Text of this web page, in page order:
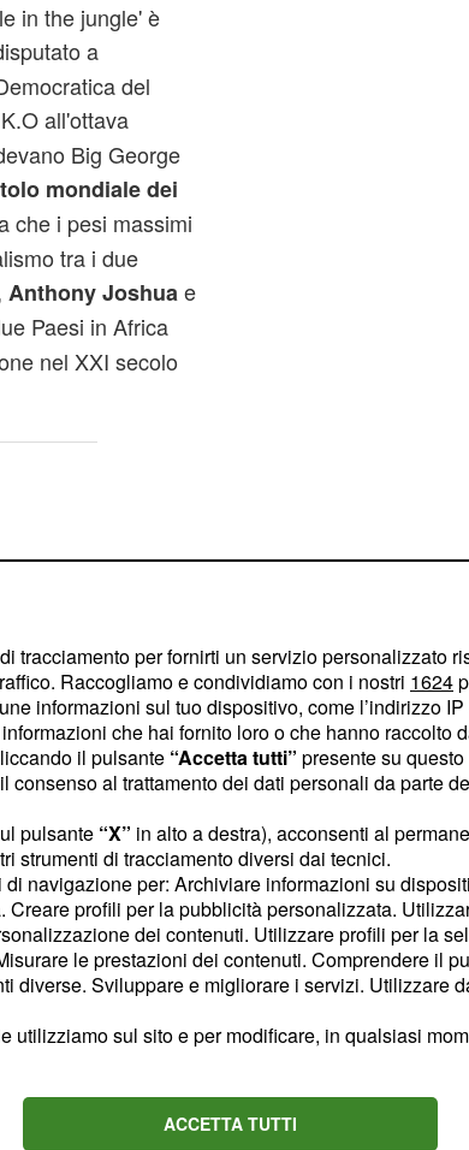
in the jungle' è
a
del
all'ottava
Big George
mondiale dei
che i pesi massimi
tra i due
Anthony Joshua e
Paesi in Africa
nel XXI secolo
fatti avanti
tutti gli effetti,
e porterebbe
fa dal Telegraph e
tracciamento per fornirti un servizio personalizzato
Raccogliamo e condividiamo con i nostri 1624
informazioni sul tuo dispositivo, come l’indirizzo
che hai fornito loro o che hanno raccolto
il pulsante “Accetta tutti” presente su
consenso al trattamento dei dati personali da parte
pulsante “X” in alto a destra), acconsenti al
strumenti di tracciamento diversi dai tecnici.
navigazione per: Archiviare informazioni su
profili per la pubblicità personalizzata.
dei contenuti. Utilizzare profili per la
le prestazioni dei contenuti. Comprendere il
diverse. Sviluppare e migliorare i servizi. Utilizzare
utilizziamo sul sito e per modificare, in qualsiasi
ACCETTA TUTTI